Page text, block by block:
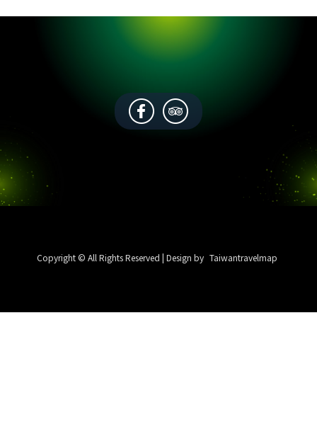
Copyright © All Rights Reserved | Design by Taiwantravelmap